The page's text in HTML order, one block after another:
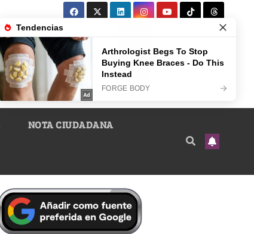
NOTA CIUDADANA